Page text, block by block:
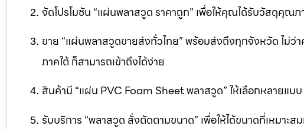
จัดโปรโมชัน “แผ่นพลาสวูด ราคาถูก” เพื่อให้คุณได้รับวัสดุคุณภ
ขาย “แผ่นพลาสวูดขายส่งทั่วไทย” พร้อมส่งถึงทุกจังหวัด ไม่
ภาคใต้ ก็สามารถเข้าถึงได้ง่าย
สินค้ามี “แผ่น PVC Foam Sheet พลาสวูด” ให้เลือกหลายแบ
รับบริการ “พลาสวูด สั่งตัดตามขนาด” เพื่อให้ได้ขนาดที่เหมาะส